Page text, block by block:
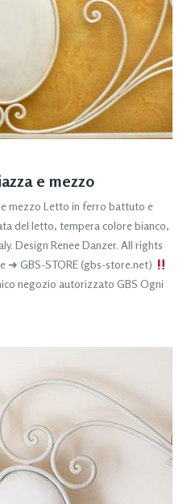
e mezzo
mezzo Letto in ferro battuto e
del letto, tempera colore bianco,
Design Renee Danzer. All rights
➜ GBS-STORE (gbs-store.net)
negozio autorizzato GBS Ogni